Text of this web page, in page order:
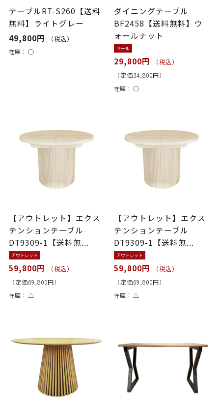
テーブルRT-S260【送料
無料】ライトグレー
49,800円
（税込）
在庫： ○
ダイニングテーブル
BF2458【送料無料】ウ
ォールナット
セール
29,800円
（税込）
（定価34,800円）
在庫：○
【アウトレット】エクス
テンションテーブル
DT9309-1【送料無...
アウトレット
59,800円
（税込）
（定価69,800円）
在庫： △
【アウトレット】エクス
テンションテーブル
DT9309-1【送料無...
アウトレット
59,800円
（税込）
（定価69,800円）
在庫： △